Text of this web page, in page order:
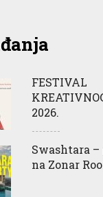
FESTIVAL
2026.
Swashtara
na Zonar